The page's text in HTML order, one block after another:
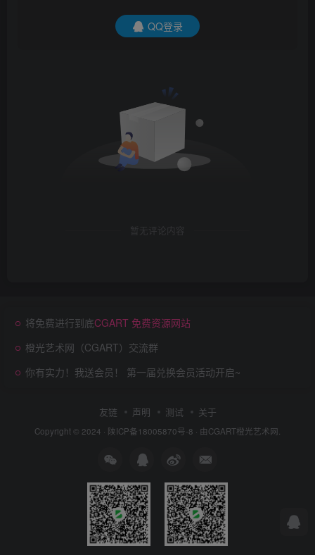
QQ登录
暂无评论内容
将免费进行到底CGART 免费资源网站
橙光艺术网（CGART）交流群
你有实力！我送会员！ 第一届兑换会员活动开启~
友链 声明 测试 关于
Copyright © 2024 · 陕ICP备18005870号-8 · 由CGART橙光艺术网.